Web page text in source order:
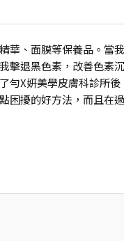
、面膜等保養品。當
退黑色素，改善色素
X妍美學皮膚科診所
擾的好方法，而且在